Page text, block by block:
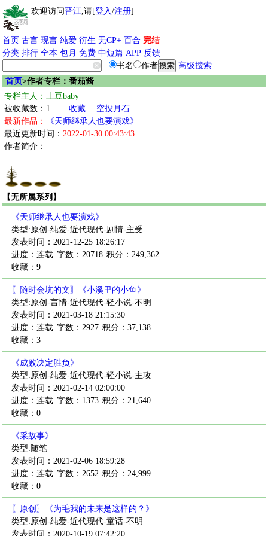
欢迎访问晋江,请[登入/注册]
首页 古言 现言 纯爱 衍生 无CP+ 百合 完结
分类 排行 全本 包月 免费 中短篇 APP 反馈
书名
作者
高级搜索
首页>作者专栏：番茄酱
专栏主人：土豆baby
被收藏数：1
收藏
空投月石
最新作品：
《天师继承人也要演戏》
最近更新时间： 2022-01-30 00:43:43
作者简介：
【无所属系列】
《天师继承人也要演戏》
类型:原创-纯爱-近代现代-剧情-主受
发表时间：2021-12-25 18:26:17
进度：连载 字数：20718 积分：249,362
收藏：9
〖随时会坑的文〗《小溪里的小鱼》
类型:原创-言情-近代现代-轻小说-不明
发表时间：2021-03-18 21:15:30
进度：连载 字数：2927 积分：37,138
收藏：3
《成败决定胜负》
类型:原创-纯爱-近代现代-轻小说-主攻
发表时间：2021-02-14 02:00:00
进度：连载 字数：1373 积分：21,640
收藏：0
《采故事》
类型:随笔
发表时间：2021-02-06 18:59:28
进度：连载 字数：2652 积分：24,999
收藏：0
〖原创〗《为毛我的未来是这样的？》
类型:原创-纯爱-近代现代-童话-不明
发表时间：2020-10-19 07:42:20